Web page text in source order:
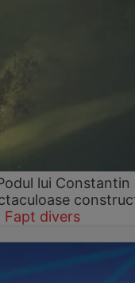
lui Constantin
Fapt divers